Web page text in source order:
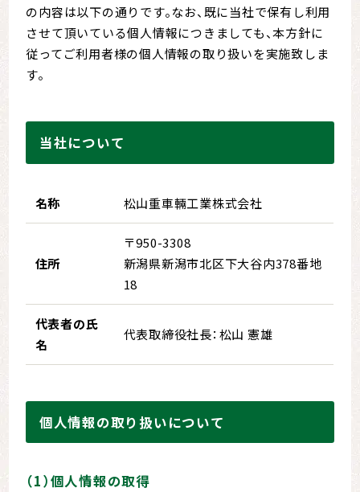
の内容は以下の通りです。なお、既に当社で保有し利用
させて頂いている個人情報につきましても、本方針に
従ってご利用者様の個人情報の取り扱いを実施致しま
す。
当社について
名称 松山重車輛工業株式会社
住所
〒950-3308
新潟県新潟市北区下大谷内378番地
18
代表者の氏
名
代表取締役社長：松山 憲雄
個人情報の取り扱いについて
（1）個人情報の取得